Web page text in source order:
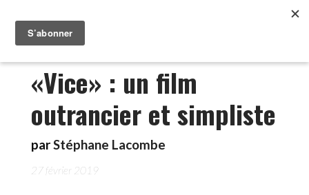
«Vice» : un film
outrancier et simpliste
parStéphane Lacombe
27 février 2019